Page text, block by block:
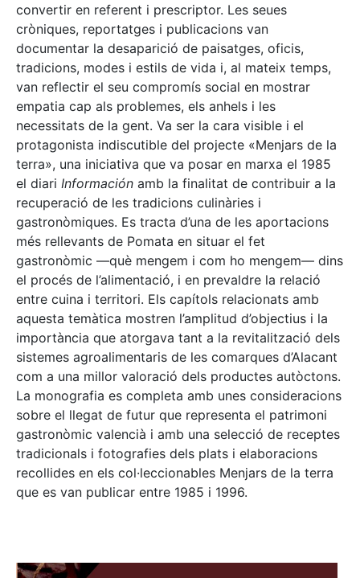
convertir en referent i prescriptor. Les seues
cròniques, reportatges i publicacions van
documentar la desaparició de paisatges, oficis,
tradicions, modes i estils de vida i, al mateix temps,
van reflectir el seu compromís social en mostrar
empatia cap als problemes, els anhels i les
necessitats de la gent. Va ser la cara visible i el
protagonista indiscutible del projecte «Menjars de la
terra», una iniciativa que va posar en marxa el 1985
el diari Información amb la finalitat de contribuir a la
recuperació de les tradicions culinàries i
gastronòmiques. Es tracta d’una de les aportacions
més rellevants de Pomata en situar el fet
gastronòmic —què mengem i com ho mengem— dins
el procés de l’alimentació, i en prevaldre la relació
entre cuina i territori. Els capítols relacionats amb
aquesta temàtica mostren l’amplitud d’objectius i la
importància que atorgava tant a la revitalització dels
sistemes agroalimentaris de les comarques d’Alacant
com a una millor valoració dels productes autòctons.
La monografia es completa amb unes consideracions
sobre el llegat de futur que representa el patrimoni
gastronòmic valencià i amb una selecció de receptes
tradicionals i fotografies dels plats i elaboracions
recollides en els col·leccionables Menjars de la terra
que es van publicar entre 1985 i 1996.